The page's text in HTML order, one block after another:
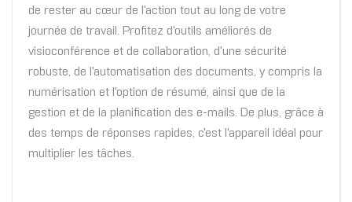
de rester au cœur de l'action tout au long de votre
journée de travail. Profitez d'outils améliorés de
visioconférence et de collaboration, d'une sécurité
robuste, de l'automatisation des documents, y compris la
numérisation et l'option de résumé, ainsi que de la
gestion et de la planification des e-mails. De plus, grâce à
des temps de réponses rapides, c'est l'appareil idéal pour
multiplier les tâches.